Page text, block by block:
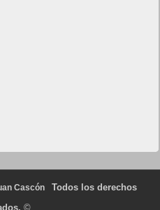
Cascón
Todos los derechos
©